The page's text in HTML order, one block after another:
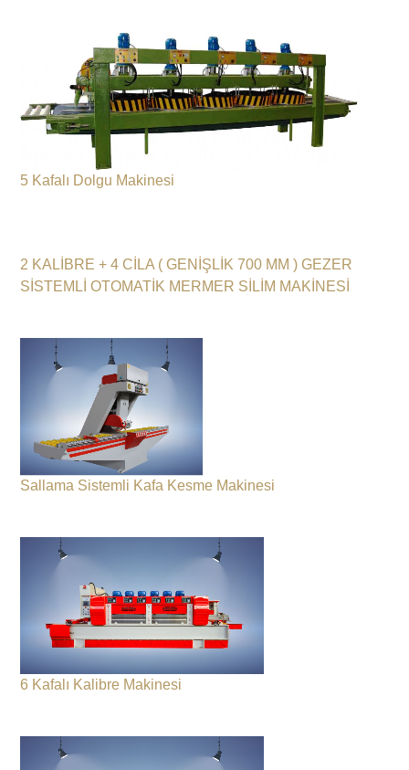
5 Kafalı Dolgu Makinesi
2 KALİBRE + 4 CİLA ( GENİŞLİK 700 MM ) GEZER
SİSTEMLİ OTOMATİK MERMER SİLİM MAKİNESİ
Sallama Sistemli Kafa Kesme Makinesi
6 Kafalı Kalibre Makinesi